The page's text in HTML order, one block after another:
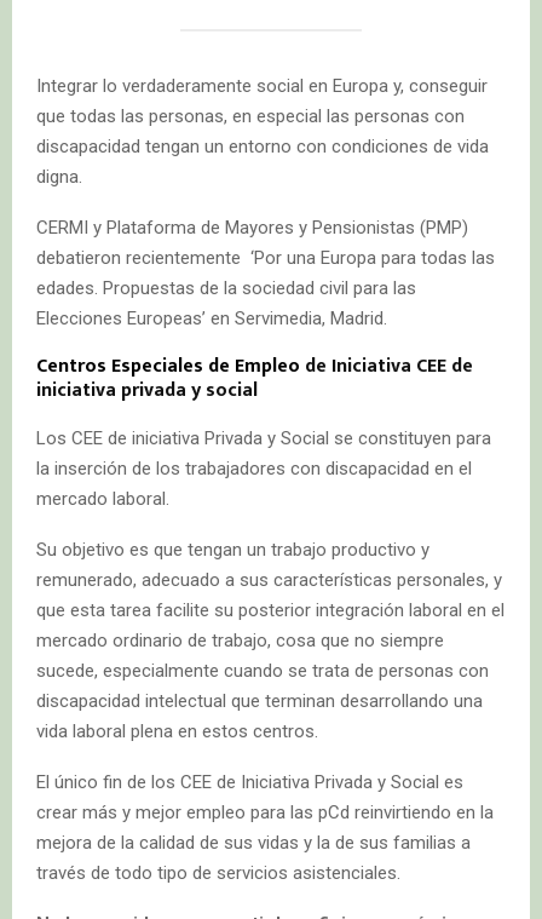
Integrar lo verdaderamente social en Europa y, conseguir
que todas las personas, en especial las personas con
discapacidad tengan un entorno con condiciones de vida
digna.
CERMI y Plataforma de Mayores y Pensionistas (PMP)
debatieron recientemente ‘Por una Europa para todas las
edades. Propuestas de la sociedad civil para las
Elecciones Europeas’ en Servimedia, Madrid.
Centros Especiales de Empleo de Iniciativa CEE de
iniciativa privada y social
Los CEE de iniciativa Privada y Social se constituyen para
la inserción de los trabajadores con discapacidad en el
mercado laboral.
Su objetivo es que tengan un trabajo productivo y
remunerado, adecuado a sus características personales, y
que esta tarea facilite su posterior integración laboral en el
mercado ordinario de trabajo, cosa que no siempre
sucede, especialmente cuando se trata de personas con
discapacidad intelectual que terminan desarrollando una
vida laboral plena en estos centros.
El único fin de los CEE de Iniciativa Privada y Social es
crear más y mejor empleo para las pCd reinvirtiendo en la
mejora de la calidad de sus vidas y la de sus familias a
través de todo tipo de servicios asistenciales.